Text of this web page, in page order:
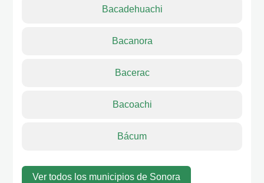
Bacadehuachi
Bacanora
Bacerac
Bacoachi
Bácum
Ver todos los municipios de Sonora